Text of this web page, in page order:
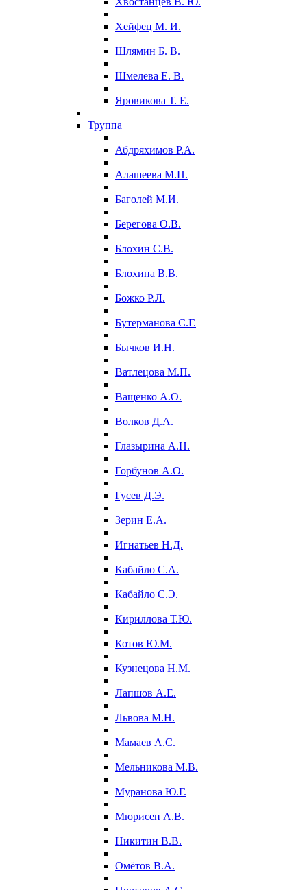
Хейфец М. И.
Шлямин Б. В.
Шмелева Е. В.
Яровикова Т. Е.
Труппа
Абдряхимов Р.А.
Алашеева М.П.
Баголей М.И.
Берегова О.В.
Блохин С.В.
Блохина В.В.
Божко Р.Л.
Бутерманова С.Г.
Бычков И.Н.
Ватлецова М.П.
Ващенко А.О.
Волков Д.А.
Глазырина А.Н.
Горбунов А.О.
Гусев Д.Э.
Зерин Е.А.
Игнатьев Н.Д.
Кабайло С.А.
Кабайло С.Э.
Кириллова Т.Ю.
Котов Ю.М.
Кузнецова Н.М.
Лапшов А.Е.
Львова М.Н.
Мамаев А.С.
Мельникова М.В.
Муранова Ю.Г.
Мюрисеп А.В.
Никитин В.В.
Омётов В.А.